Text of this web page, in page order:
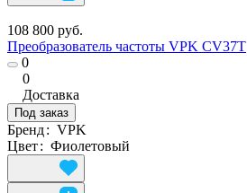
108 800 руб.
Преобразователь частоты VPK CV37Т
0
0
Доставка
Под заказ
Бренд: VPK
Цвет: Фиолетовый